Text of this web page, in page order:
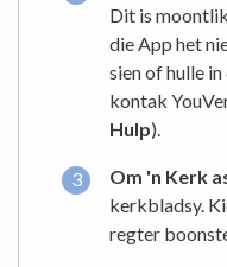
Dit is
die App het
sien of hulle
kontak
Hulp).
Om 'n Kerk
kerkbladsy.
regter